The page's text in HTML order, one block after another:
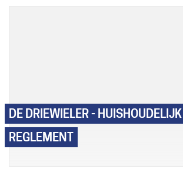
DE DRIEWIELER - HUISHOUDELIJK
REGLEMENT